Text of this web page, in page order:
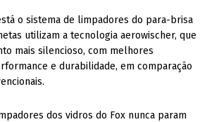
o sistema de limpadores do para-brisa
utilizam a tecnologia aerowischer, que
mais silencioso, com melhores
e durabilidade, em comparação
dos vidros do Fox nunca param